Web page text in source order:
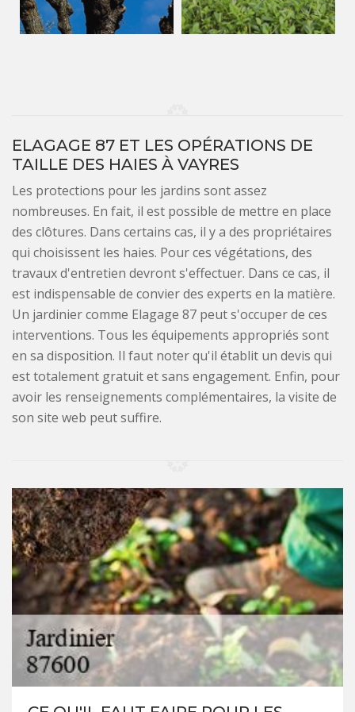
ELAGAGE 87 ET LES OPÉRATIONS DE
TAILLE DES HAIES À VAYRES
Les protections pour les jardins sont assez
nombreuses. En fait, il est possible de mettre en place
des clôtures. Dans certains cas, il y a des propriétaires
qui choisissent les haies. Pour ces végétations, des
travaux d'entretien devront s'effectuer. Dans ce cas, il
est indispensable de convier des experts en la matière.
Un jardinier comme Elagage 87 peut s'occuper de ces
interventions. Tous les équipements appropriés sont
en sa disposition. Il faut noter qu'il établit un devis qui
est totalement gratuit et sans engagement. Enfin, pour
avoir les renseignements complémentaires, la visite de
son site web peut suffire.